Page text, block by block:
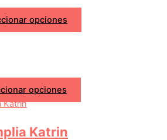
opciones
opciones
Katrin